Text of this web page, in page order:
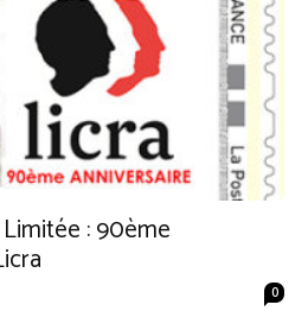
: 90ème
0